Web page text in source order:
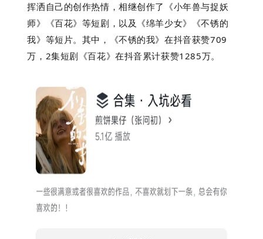
挥洒自己的创作热情，相继创作了《小年兽与捉妖
师》《百花》等短剧，以及《绵羊少女》《不锈的
我》等短片。其中，《不锈的我》在抖音获赞709
万，2集短剧《百花》在抖音累计获赞1285万。